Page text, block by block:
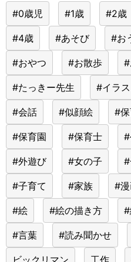
#0歳児 #1歳 #2歳
#4歳 #あそび #お
#おやつ #お散歩 #
#たっきー先生 #イラス
#会話 #似顔絵 #
#保育園 #保育士
#外遊び #女の子 #
#子育て #家族 #
#絵 #絵の描き方
#言葉 #読み聞かせ
ビックリマン 工作